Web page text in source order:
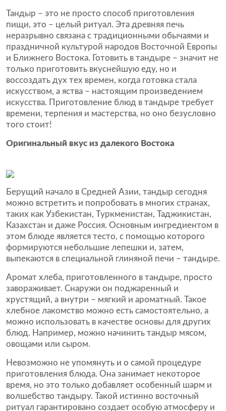
Тандыр – это не просто способ приготовления
пищи, это – целый ритуал. Эта древняя печь
неразрывно связана с традиционными обычаями и
праздничной культурой народов Восточной Европы
и Ближнего Востока. Готовить в тандыре – значит не
только приготовить вкуснейшую еду, но и
воссоздать дух тех времен, когда готовка стала
искусством, а яства – настоящим произведением
искусства. Приготовление блюд в тандыре требует
времени, терпения и мастерства, но оно безусловно
того стоит!
Оригинальный вкус из далекого Востока
Берущий начало в Средней Азии, тандыр сегодня
можно встретить и попробовать в многих странах,
таких как Узбекистан, Туркменистан, Таджикистан,
Казахстан и даже Россия. Основным ингредиентом в
этом блюде является тесто, с помощью которого
формируются небольшие лепешки и, затем,
выпекаются в специальной глиняной печи – тандыре.
Аромат хлеба, приготовленного в тандыре, просто
завораживает. Снаружи он поджаренный и
хрустящий, а внутри – мягкий и ароматный. Такое
хлебное лакомство можно есть самостоятельно, а
можно использовать в качестве основы для других
блюд. Например, можно начинить тандыр мясом,
овощами или сыром.
Невозможно не упомянуть и о самой процедуре
приготовления блюда. Она занимает некоторое
время, но это только добавляет особенный шарм и
волшебство тандыру. Такой истинно восточный
ритуал гарантировано создает особую атмосферу и